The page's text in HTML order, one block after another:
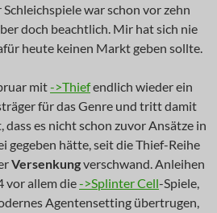
war schon vor zehn
doch beachtlich. Mir hat sich nie
heute keinen Markt geben sollte.
mit->Thiefendlich wieder ein
für das Genre und tritt damit
dass es nicht schon zuvor Ansätze in
gegeben hätte, seit die Thief-Reihe
Versenkungverschwand. Anleihen
vor allem die->Splinter Cell-Spiele,
Agentensetting übertrugen,